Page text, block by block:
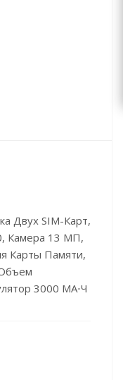
Двух SIM-Карт,
Камера 13 МП,
Карты Памяти,
3000 МА⋅ч